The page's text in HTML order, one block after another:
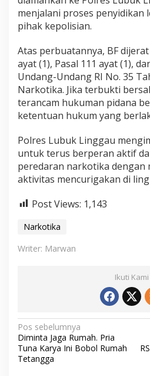
menjalani proses penyidikan
pihak kepolisian.
Atas perbuatannya, BF
ayat (1), Pasal 111 ayat (1),
Undang-Undang RI No. 35
Narkotika. Jika terbukti
terancam hukuman pidana
ketentuan hukum yang
Polres Lubuk Linggau
untuk terus berperan aktif
peredaran narkotika dengan
aktivitas mencurigakan di
Post Views: 1,143
Narkotika
Writer: Marwan
Ikuti Kami
N
a
v
Pos sebelumnya
Diminta Jaga Rumah. Pria
Tuna Karya Ini Bobol Rumah
Tetangga